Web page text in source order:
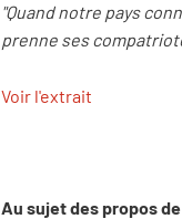
"Quand notre pays
prenne ses
Voir l'extrait
Au sujet des propos